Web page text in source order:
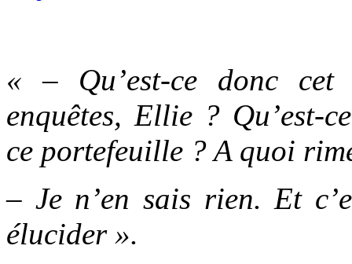
« – Qu’est-ce donc
enquêtes, Ellie ? Qu’est-
ce portefeuille ? A quoi
– Je n’en sais rien. Et
élucider ».